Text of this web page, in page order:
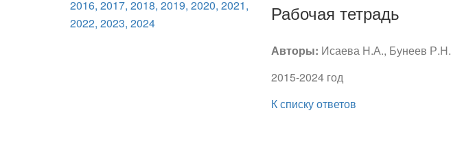
Рабочая тетрадь
Авторы: Исаева Н.А., Бунеев Р.Н.
2015-2024 год
К списку ответов